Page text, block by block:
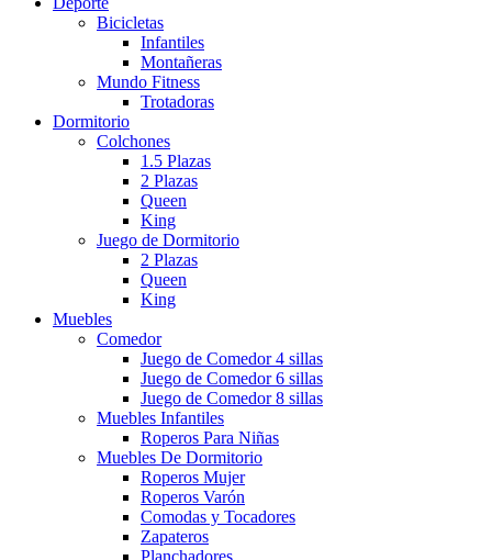
Bicicletas
Infantiles
Montañeras
Mundo Fitness
Trotadoras
Dormitorio
Colchones
1.5 Plazas
2 Plazas
Queen
King
Juego de Dormitorio
2 Plazas
Queen
King
Muebles
Comedor
Juego de Comedor 4 sillas
Juego de Comedor 6 sillas
Juego de Comedor 8 sillas
Muebles Infantiles
Roperos Para Niñas
Muebles De Dormitorio
Roperos Mujer
Roperos Varón
Comodas y Tocadores
Zapateros